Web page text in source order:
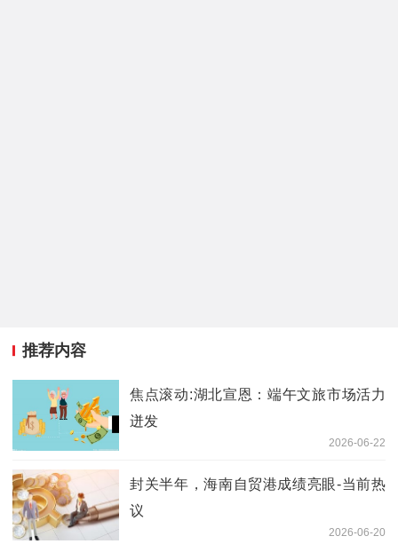
推荐内容
焦点滚动:湖北宣恩：端午文旅市场活力
迸发
2026-06-22
封关半年，海南自贸港成绩亮眼-当前热
议
2026-06-20